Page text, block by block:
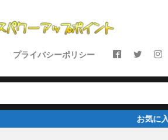
プライバシーポリシー
お気に入りの記事が